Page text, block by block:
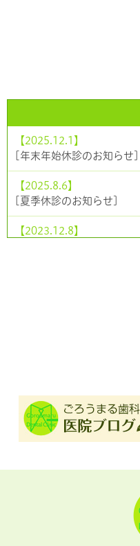
【2025.12.1】
[年末年始休診のお知らせ]
【2025.8.6】
[夏季休診のお知らせ]
【2023.12.8】